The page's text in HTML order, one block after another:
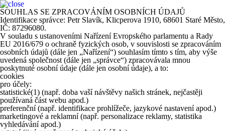
SOUHLAS SE ZPRACOVÁNÍM OSOBNÍCH ÚDAJŮ
Identifikace správce: Petr Slavík, Klicperova 1910, 68601 Staré Město,
IČ: 87296080.
V souladu s ustanoveními Nařízení Evropského parlamentu a Rady
EU 2016/679 o ochraně fyzických osob, v souvislosti se zpracováním
osobních údajů (dále jen „Nařízení“) souhlasím tímto s tím, aby výše
uvedená společnost (dále jen „správce“) zpracovávala mnou
poskytnuté osobní údaje (dále jen osobní údaje), a to:
cookies
pro účely:
statistické(1) (např. doba vaší návštěvy našich stránek, nejčastěji
používaná část webu apod.)
preferenční (např. identifikace prohlížeče, jazykové nastavení apod.)
marketingové a reklamní (např. personalizace reklamy, statistika
vyhledávání apod.)